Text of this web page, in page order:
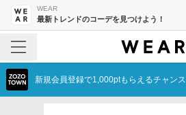
WEAR
最新トレンドのコーデを見つけよう！
新規会員登録で1,000ptもらえるチャンス